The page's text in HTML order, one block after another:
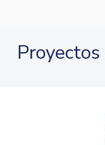
Proyectos